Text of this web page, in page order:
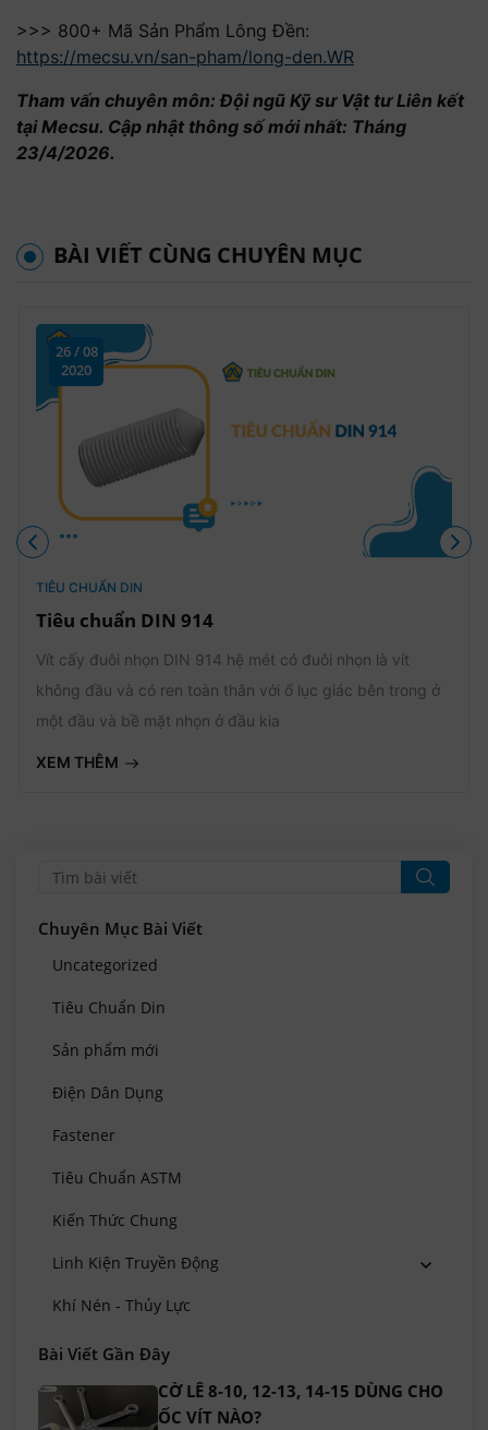
>>> 800+ Mã Sản Phẩm Lông Đền:
https://mecsu.vn/san-pham/long-den.WR
Tham vấn chuyên môn: Đội ngũ Kỹ sư Vật tư Liên kết
tại Mecsu. Cập nhật thông số mới nhất: Tháng
23/4/2026.
BÀI VIẾT CÙNG CHUYÊN MỤC
26 / 08
2020
TIÊU CHUẨN DIN
Tiêu chuẩn DIN 914
Vít cấy đuôi nhọn DIN 914 hệ mét có đuôi nhọn là vít
không đầu và có ren toàn thân với ổ lục giác bên trong ở
một đầu và bề mặt nhọn ở đầu kia
XEM THÊM
Chuyên Mục Bài Viết
Uncategorized
Tiêu Chuẩn Din
Sản phẩm mới
Điện Dân Dụng
Fastener
Tiêu Chuẩn ASTM
Kiến Thức Chung
Linh Kiện Truyền Động
Khí Nén - Thủy Lực
Bài Viết Gần Đây
CỜ LÊ 8-10, 12-13, 14-15 DÙNG CHO
ỐC VÍT NÀO?